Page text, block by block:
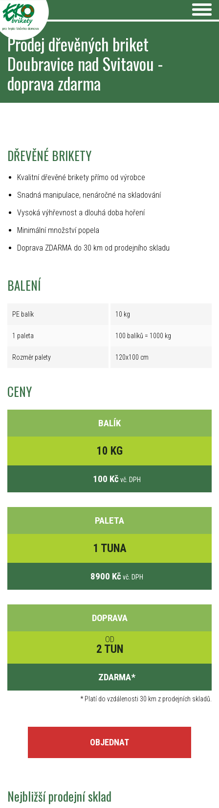
pro teplo Vašeho domova
Prodej dřevěných briket
Doubravice nad Svitavou -
doprava zdarma
DŘEVĚNÉ BRIKETY
Kvalitní dřevěné brikety přímo od výrobce
Snadná manipulace, nenáročné na skladování
Vysoká výhřevnost a dlouhá doba hoření
Minimální množství popela
Doprava ZDARMA do 30 km od prodejního skladu
BALENÍ
PE balík 10 kg
1 paleta 100 balíků = 1000 kg
Rozměr palety 120x100 cm
CENY
BALÍK
10 KG
100 Kč vč. DPH
PALETA
1 TUNA
8900 Kč vč. DPH
DOPRAVA
OD
2 TUN
ZDARMA*
*Platí do vzdálenosti 30 km z prodejních skladů.
OBJEDNAT
Nejbližší prodejní sklad